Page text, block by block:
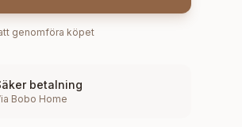
genomföra köpet
betalning
Bobo Home